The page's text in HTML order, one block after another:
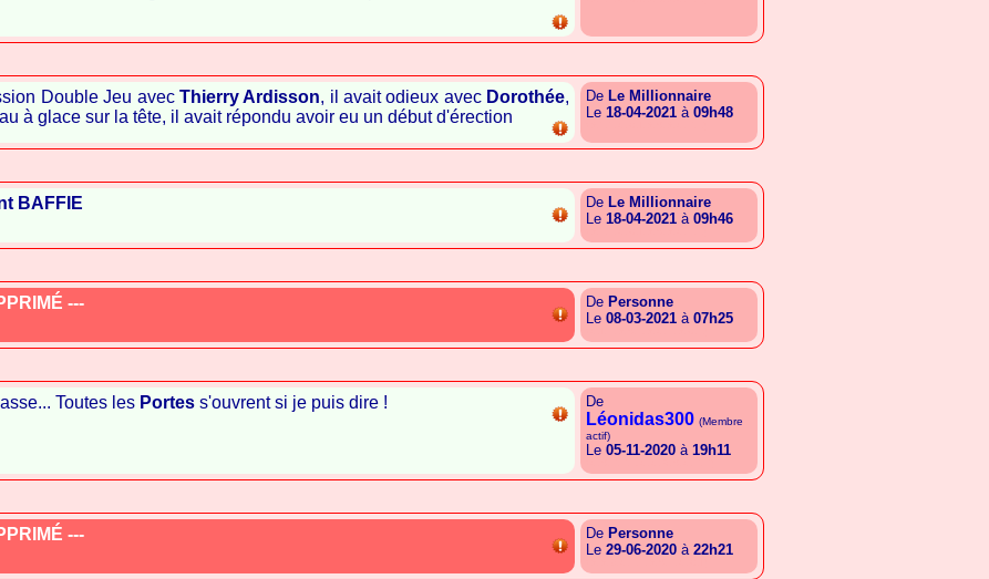
Double Jeu avec Thierry Ardisson, il avait odieux avec Dorothée,
à glace sur la tête, il avait répondu avoir eu un début d'érection
De Le Millionnaire
Le 18-04-2021 à 09h48
BAFFIE De Le Millionnaire
Le 18-04-2021 à 09h46
--- De Personne
Le 08-03-2021 à 07h25
Toutes les Portes s'ouvrent si je puis dire ! De
Léonidas300 (Membre
actif)
Le 05-11-2020 à 19h11
--- De Personne
Le 29-06-2020 à 22h21